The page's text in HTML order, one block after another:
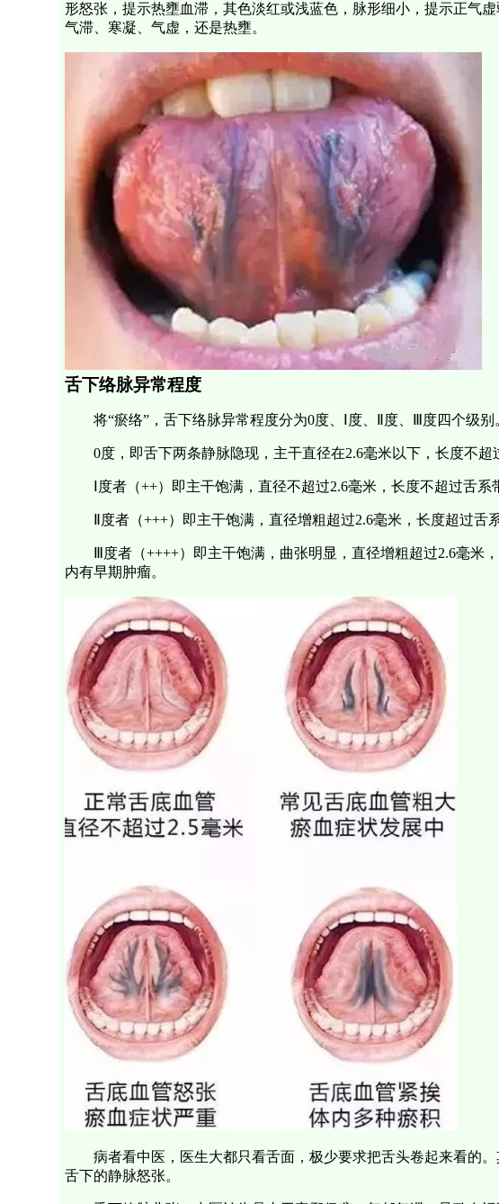
形怒张，提示热壅血滞，其色淡红或浅蓝色，脉形细小，提示正气
气滞、寒凝、气虚，还是热壅。
舌下络脉异常程度
将“瘀络”，舌下络脉异常程度分为0度、Ⅰ度、Ⅱ度、Ⅲ度四个级别
0度，即舌下两条静脉隐现，主干直径在2.6毫米以下，长度不
Ⅰ度者（++）即主干饱满，直径不超过2.6毫米，长度不超过舌系
Ⅱ度者（+++）即主干饱满，直径增粗超过2.6毫米，长度超过
Ⅲ度者（++++）即主干饱满，曲张明显，直径增粗超过2.6毫
内有早期肿瘤。
病者看中医，医生大都只看舌面，极少要求把舌头卷起来看的
舌下的静脉怒张。